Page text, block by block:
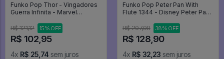
Funko Pop Thor - Vingadores
Guerra Infinita - Marvel
R$ 121,12
15% OFF
R$ 102,95
4x R$ 25,74 sem juros
Funko Pop Peter Pan With
Flute 1344 - Disney Peter Pan
R$ 207,90
38% OFF
R$ 128,90
4x R$ 32,23 sem juros